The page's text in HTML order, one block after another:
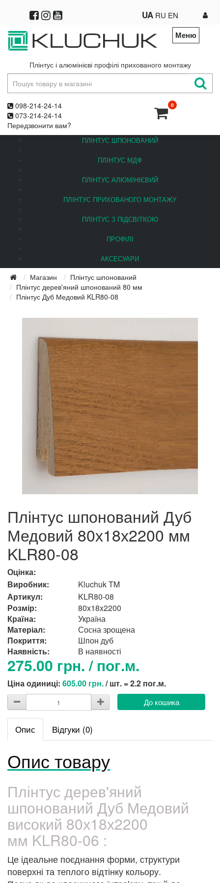
UA RU EN
Меню
Плінтус і алюмінієві профілі прихованого монтажу
098-214-24-14
073-214-24-14
Передзвонити вам?
0
ПЛІНТУС ШПОНОВАНИЙ
ПЛІНТУС МДФ
ПЛІНТУС АЛЮМІНІЄВИЙ
ПЛІНТУС ПРИХОВАНОГО МОНТАЖУ
ПЛІНТУС З ПІДСВІТКОЮ
ПРОФІЛІ
АКСЕСУАРИ
Магазин
Плінтус шпонований
Плінтус дерев'яний шпонований 80 мм
Плінтус Дуб Медовий KLR80-08
Плінтус шпонований Дуб
Медовий 80х18х2200 мм
KLR80-08
Оцінка:
Виробник:
Kluchuk TM
Артикул:
KLR80-08
Розмір:
80x18x2200
Країна:
Україна
Матеріал:
Сосна зрощена
Покриття:
Шпон дуб
Наявність:
В наявності
275.00 грн. / пог.м.
Ціна одиниці: 605.00 грн./ шт. = 2.2 пог.м.
До кошика
Опис Відгуки (0)
Опис товару
Плінтус дерев'яний
шпонований Дуб Медовий
високий 80х18х2200
мм KLR80-06 :
Це ідеальне поєднання форми, структури
поверхні та теплого відтінку кольору.